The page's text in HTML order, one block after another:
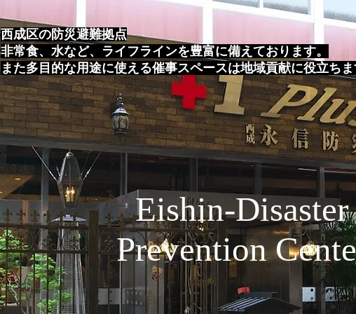
西成区の防災避難拠点
非常食、水など、ライフラインを豊富に備えております。
また多目的な用途に使える催事スペースは地域貢献に役立ち
Eishin-Disaster
Prevention